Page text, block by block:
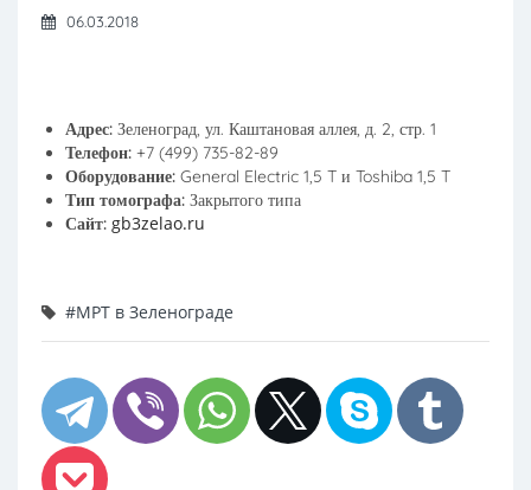
06.03.2018
Адрес: Зеленоград, ул. Каштановая аллея, д. 2, стр. 1
Телефон: +7 (499) 735-82-89
Оборудование: General Electric 1,5 T и Toshiba 1,5 T
Тип томографа: Закрытого типа
Сайт: gb3zelao.ru
#МРТ в Зеленограде